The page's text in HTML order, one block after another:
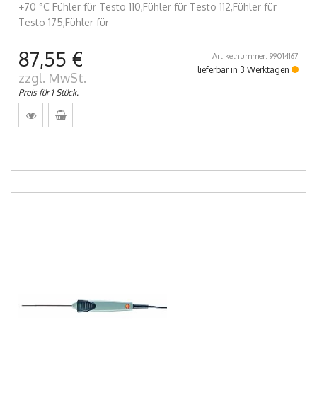
+70 °C Fühler für Testo 110,Fühler für Testo 112,Fühler für
Testo 175,Fühler für
87,55 €
zzgl. MwSt.
Preis für 1 Stück.
Artikelnummer: 99014167
lieferbar in 3 Werktagen